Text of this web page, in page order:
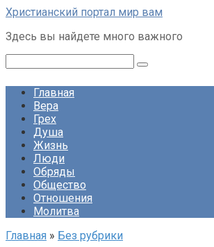
Перейти
контенту
Христианский портал мир вам
Здесь вы найдете много важного
Главная
Вера
Грех
Душа
Жизнь
Люди
Обряды
Общество
Отношения
Молитва
Главная » Без рубрики